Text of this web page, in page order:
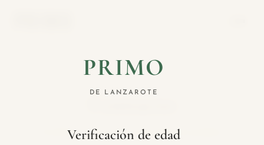
PRIMO
DE LANZAROTE
Verificación de edad
Contacto
Escríbenos — estaremos encantados de atenderte